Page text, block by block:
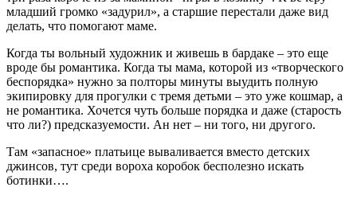
младший громко «задурил», а старшие перестали даже вид
делать, что помогают маме.
Когда ты вольный художник и живешь в бардаке – это еще
вроде бы романтика. Когда ты мама, которой из «творческого
беспорядка» нужно за полторы минуты выудить полную
экипировку для прогулки с тремя детьми – это уже кошмар, а
не романтика. Хочется чуть больше порядка и даже (старость
что ли?) предсказуемости. Ан нет – ни того, ни другого.
Там «запасное» платьице вываливается вместо детских
джинсов, тут среди вороха коробок бесполезно искать
ботинки….